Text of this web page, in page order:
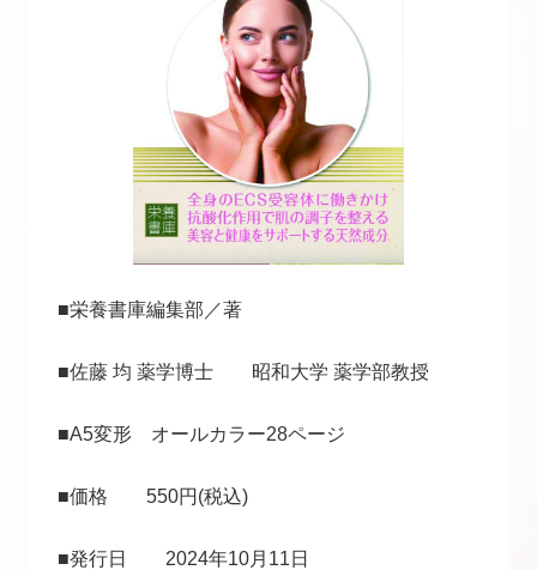
■栄養書庫編集部／著
■佐藤 均 薬学博士 昭和大学 薬学部教授
■A5変形 オールカラー28ページ
■価格 550円(税込)
■発行日 2024年10月11日